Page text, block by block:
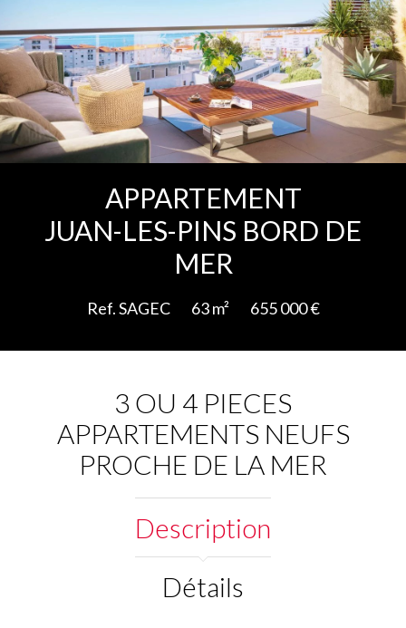
APPARTEMENT
JUAN-LES-PINS BORD DE
MER
Ref. SAGEC 63 m² 655 000 €
3 OU 4 PIECES
APPARTEMENTS NEUFS
PROCHE DE LA MER
Description
Détails